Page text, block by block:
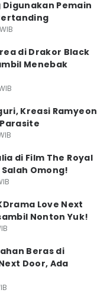
Pemain
di Drakor Black
Menebak
Kreasi Ramyeon
di Film The Royal
Omong!
Love Next
Nonton Yuk!
Beras di
Door, Ada